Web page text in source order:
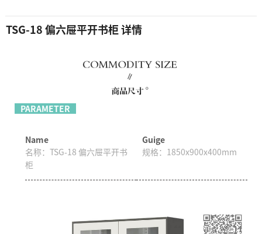
TSG-18 偏六屉平开书柜 详情
PARAMETER
Name
名称： TSG-18 偏六屉平开书
柜
Guige
规格： 1850x900x400mm